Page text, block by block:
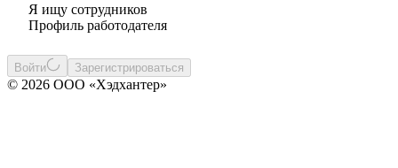
Я ищу сотрудников
Профиль работодателя
Войти Зарегистрироваться
© 2026 ООО «Хэдхантер»